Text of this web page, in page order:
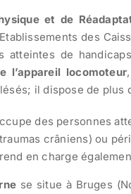
et de
des
atteintes de
l’appareil locomoteur
il dispose de plus
des personnes
traumas crâniens) ou
en charge
se situe à Bruges